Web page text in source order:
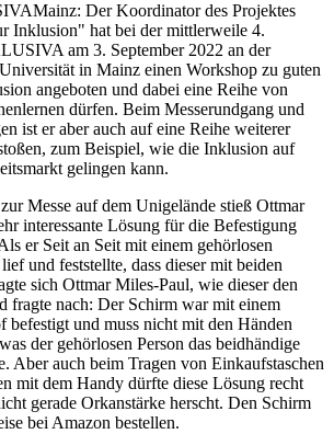
Mainz: Der Koordinator des Projektes
Inklusion" hat bei der mittlerweile 4.
am 3. September 2022 an der
in Mainz einen Workshop zu guten
angeboten und dabei eine Reihe von
dürfen. Beim Messerundgang und
ist er aber auch auf eine Reihe weiterer
zum Beispiel, wie die Inklusion auf
gelingen kann.
Messe auf dem Unigelände stieß Ottmar
interessante Lösung für die Befestigung
er Seit an Seit mit einem gehörlosen
und feststellte, dass dieser mit beiden
sich Ottmar Miles-Paul, wie dieser den
fragte nach: Der Schirm war mit einem
befestigt und muss nicht mit den Händen
der gehörlosen Person das beidhändige
Aber auch beim Tragen von Einkaufstaschen
mit dem Handy dürfte diese Lösung recht
gerade Orkanstärke herscht. Den Schirm
bei Amazon bestellen.